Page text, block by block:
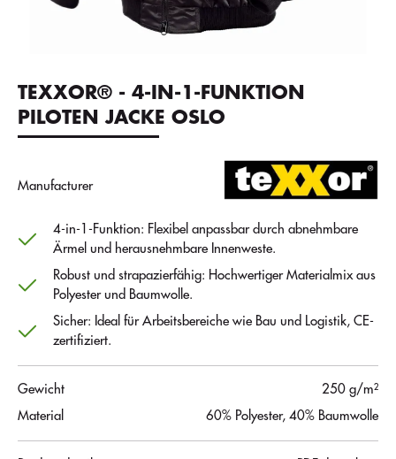
TEXXOR® - 4-IN-1-FUNKTION
PILOTEN JACKE OSLO
Manufacturer
4-in-1-Funktion: Flexibel anpassbar durch abnehmbare
Ärmel und herausnehmbare Innenweste.
Robust und strapazierfähig: Hochwertiger Materialmix aus
Polyester und Baumwolle.
Sicher: Ideal für Arbeitsbereiche wie Bau und Logistik, CE-
zertifiziert.
Gewicht
250 g/m²
Material
60% Polyester, 40% Baumwolle